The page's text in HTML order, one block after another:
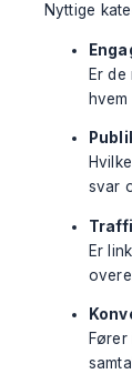
Nyttige
Er
svar
Er